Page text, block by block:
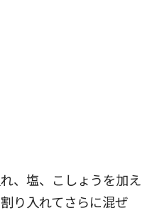
、塩、こしょうを加え
り入れてさらに混ぜ